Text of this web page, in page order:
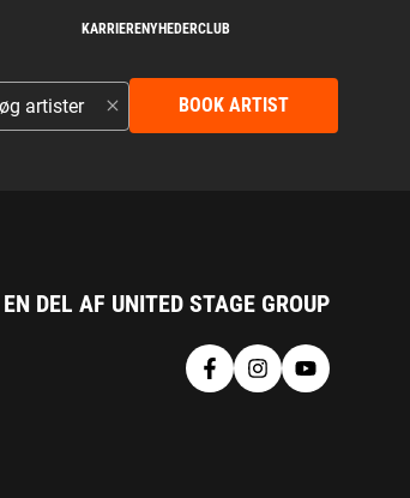
KARRIERENYHEDERCLUB
BOOK ARTIST
EN DEL AF UNITED STAGE GROUP